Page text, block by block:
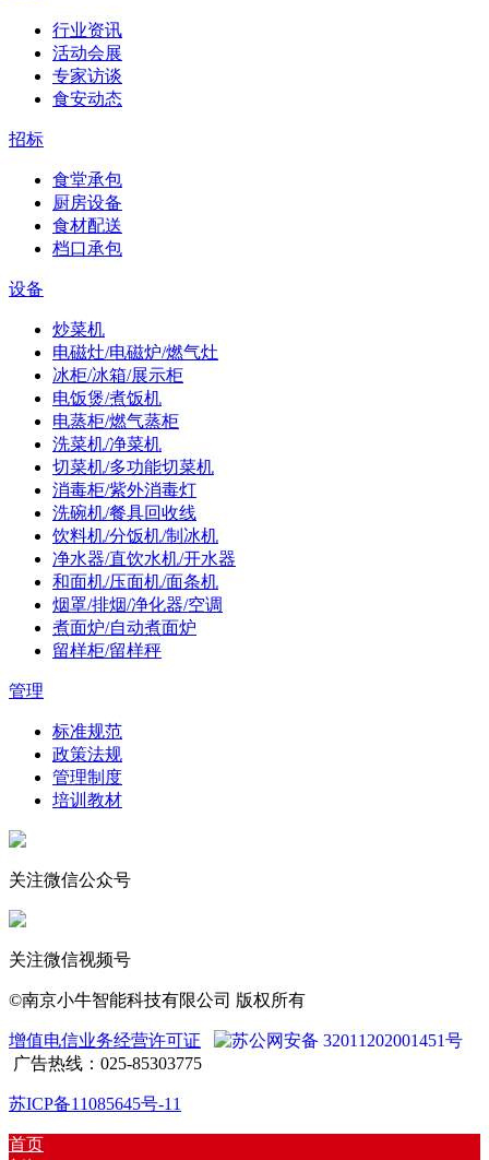
行业资讯
活动会展
专家访谈
食安动态
招标
食堂承包
厨房设备
食材配送
档口承包
设备
炒菜机
电磁灶/电磁炉/燃气灶
冰柜/冰箱/展示柜
电饭煲/煮饭机
电蒸柜/燃气蒸柜
洗菜机/净菜机
切菜机/多功能切菜机
消毒柜/紫外消毒灯
洗碗机/餐具回收线
饮料机/分饭机/制冰机
净水器/直饮水机/开水器
和面机/压面机/面条机
烟罩/排烟/净化器/空调
煮面炉/自动煮面炉
留样柜/留样秤
管理
标准规范
政策法规
管理制度
培训教材
关注微信公众号
关注微信视频号
©南京小牛智能科技有限公司 版权所有
增值电信业务经营许可证
苏公网安备 32011202001451号
广告热线：025-85303775
苏ICP备11085645号-11
首页